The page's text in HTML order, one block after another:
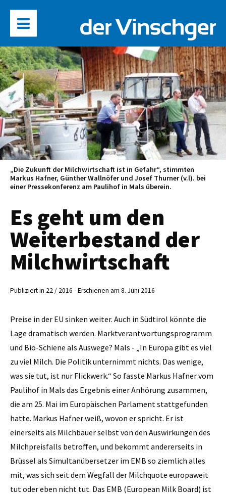
„Die Zukunft der Milchwirtschaft ist in Gefahr“, stimmten
Markus Hafner, Günther Wallnöfer und Josef Thurner (v.l). bei
einer Pressekonferenz am Paulihof in Mals überein.
Es geht um den
Weiterbestand der
Milchwirtschaft
Publiziert in 22 / 2016 - Erschienen am 8. Juni 2016
Preise in der EU sinken weiter. Auch in Südtirol könnte die
Lage dramatisch werden. Marktverantwortungsprogramm
und Bio-Schiene als Auswege? Mals - „In Europa gibt es viel
zu viel Milch. Die Politik unternimmt nichts. Das wenige,
was sie tut, ist nur Flickwerk.“ So fasste Markus Hafner vom
Paulihof in Mals das Ergebnis einer Anhörung zusammen,
die am 25. Mai im Europäischen Parlament stattgefunden
hatte. Markus Hafner weiß, wovon er spricht. Er ist
einerseits als Milchbauer selbst von den Auswirkungen des
Milchpreisfalls betroffen, und bekommt andererseits in
Brüssel als Simultanübersetzer im EMB so ziemlich alles
mit, was sich seit dem Wegfall der Milchquote europaweit
tut oder eben nicht tut. Das EMB (European Milk Board) ist